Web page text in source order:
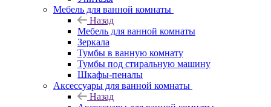
Мебель для ванной комнаты
Назад
Мебель для ванной комнаты
Зеркала
Тумбы в ванную комнату
Тумбы под стиральную машину
Шкафы-пеналы
Аксессуары для ванной комнаты
Назад